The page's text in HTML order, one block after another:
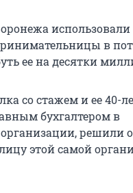
использовали
в
ее на десятки
со стажем и ее 40-
бухгалтером в
решили
этой самой